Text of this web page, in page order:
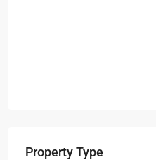
Property Type